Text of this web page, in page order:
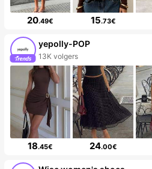
20.49€ 15.73€
yepolly-POP
13K volgers
18.45€ 24.00€